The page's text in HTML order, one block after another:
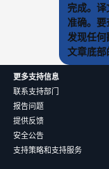
完成。译
准确。
发现任何
文章底部
更多支持信息
联系支持部门
报告问题
提供反馈
安全公告
支持策略和支持服务